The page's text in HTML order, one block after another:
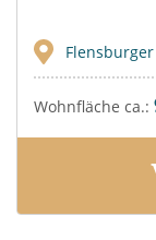
Wohnfläche ca.: